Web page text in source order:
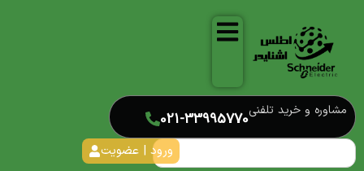
مشاوره و خرید تلفنی021-33995770
ورود | عضویت